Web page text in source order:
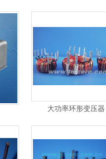
大功率环形变压器